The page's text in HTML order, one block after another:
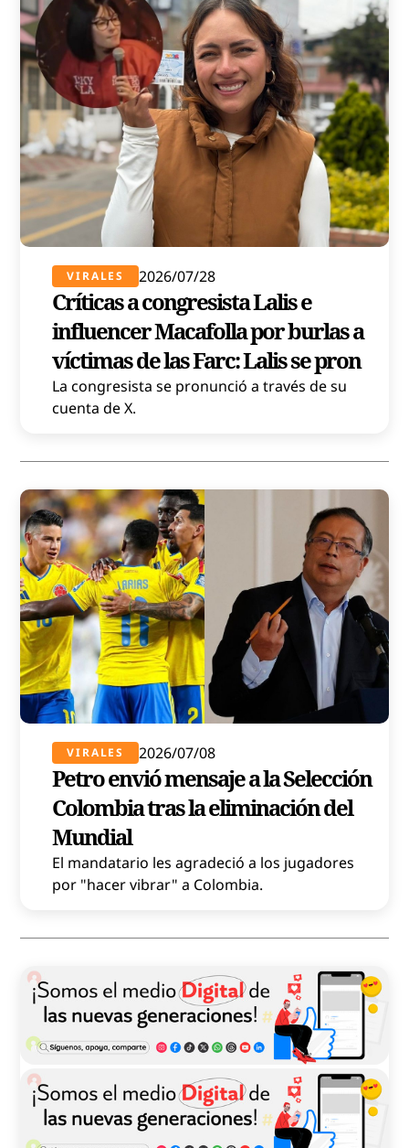
VIRALES 2026/07/28
Críticas a congresista Lalis e
influencer Macafolla por burlas a
víctimas de las Farc: Lalis se pron
La congresista se pronunció a través de su
cuenta de X.
VIRALES 2026/07/08
Petro envió mensaje a la Selección
Colombia tras la eliminación del
Mundial
El mandatario les agradeció a los jugadores
por "hacer vibrar" a Colombia.